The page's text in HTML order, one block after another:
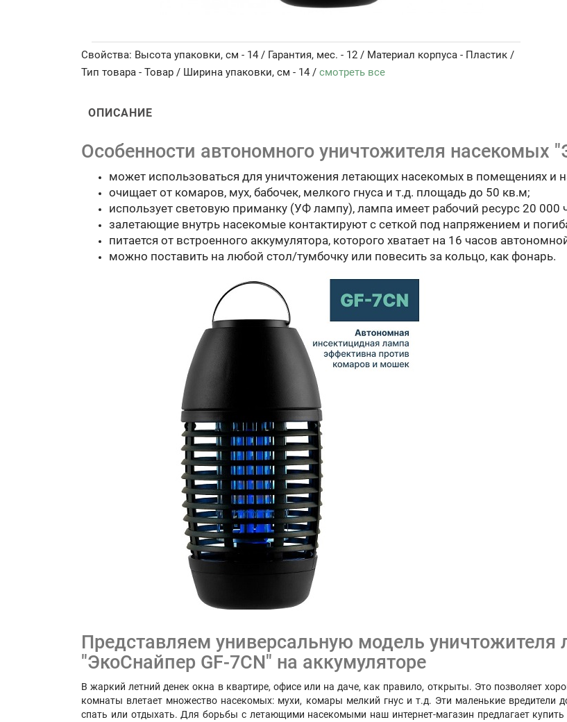
Свойства: Высота упаковки, см - 14 / Гарантия, мес. - 12 / Материал корпуса - Пластик /
Тип товара - Товар / Ширина упаковки, см - 14 / смотреть все
ОПИСАНИЕ
Особенности автономного уничтожителя насекомых
может использоваться для уничтожения летающих насекомых в помещениях и
очищает от комаров, мух, бабочек, мелкого гнуса и т.д. площадь до 50 кв.м;
использует световую приманку (УФ лампу), лампа имеет рабочий ресурс 20 000
залетающие внутрь насекомые контактируют с сеткой под напряжением и
питается от встроенного аккумулятора, которого хватает на 16 часов
можно поставить на любой стол/тумбочку или повесить за кольцо, как фонарь.
Представляем универсальную модель
"ЭкоСнайпер GF-7CN" на аккумуляторе
В жаркий летний денек окна в квартире, офисе или на даче, как правило, открыты. Это позволяет
комнаты влетает множество насекомых: мухи, комары мелкий гнус и т.д. Эти маленькие вредители
спать или отдыхать. Для борьбы с летающими насекомыми наш интернет-магазин предлагает